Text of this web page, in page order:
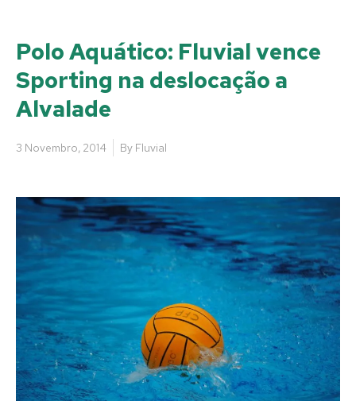
Polo Aquático: Fluvial vence
Sporting na deslocação a
Alvalade
3 Novembro, 2014 By Fluvial